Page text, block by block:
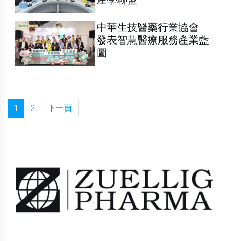
中華生技醫藥行業協會
發表智慧醫療服務產業藍
圖
1 2 下一頁